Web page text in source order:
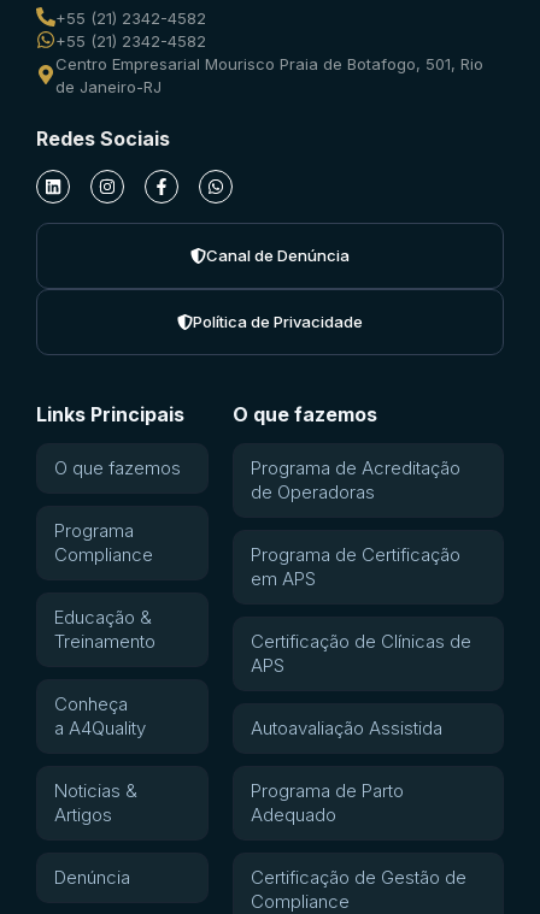
+55 (21) 2342-4582
+55 (21) 2342-4582
Centro Empresarial Mourisco Praia de Botafogo, 501, Rio
de Janeiro-RJ
Redes Sociais
Canal de Denúncia
Política de Privacidade
Links Principais
O que fazemos
Programa
Compliance
Educação &
Treinamento
Conheça
a A4Quality
Noticias &
Artigos
Denúncia
O que fazemos
Programa de Acreditação
de Operadoras
Programa de Certificação
em APS
Certificação de Clínicas de
APS
Autoavaliação Assistida
Programa de Parto
Adequado
Certificação de Gestão de
Compliance